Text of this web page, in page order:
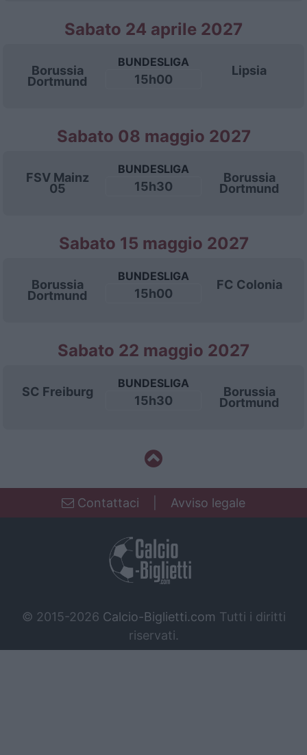
Sabato 24 aprile 2027
Borussia
Dortmund
BUNDESLIGA
15h00
Lipsia
Sabato 08 maggio 2027
FSV Mainz
05
BUNDESLIGA
15h30
Borussia
Dortmund
Sabato 15 maggio 2027
Borussia
Dortmund
BUNDESLIGA
15h00
FC Colonia
Sabato 22 maggio 2027
SC Freiburg
BUNDESLIGA
15h30
Borussia
Dortmund
Contattaci Avviso legale
© 2015-2026 Calcio-Biglietti.com Tutti i diritti
riservati.